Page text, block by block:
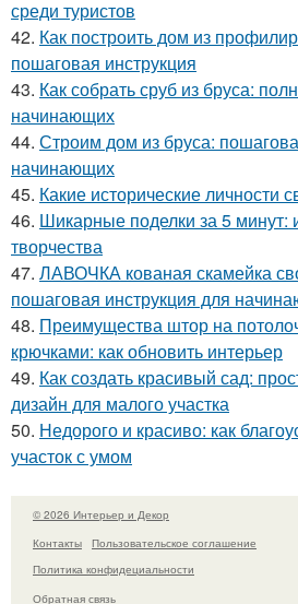
среди туристов
42. Как построить дом из
пошаговая инструкция
43. Как собрать сруб из бруса:
начинающих
44. Строим дом из бруса:
начинающих
45. Какие исторические личности
46. Шикарные поделки за 5 минут:
творчества
47. ЛАВОЧКА кованая скамейка
пошаговая инструкция для
48. Преимущества штор на
крючками: как обновить интерьер
49. Как создать красивый сад:
дизайн для малого участка
50. Недорого и красиво: как
участок с умом
© 2026 Интерьер и Декор
Контакты
Пользовательское соглашение
Политика конфидециальности
Обратная связь